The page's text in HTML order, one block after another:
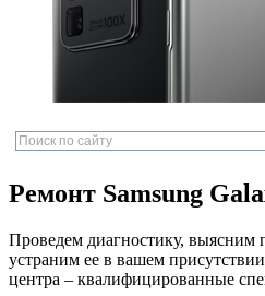
Ремонт Samsung
Проведем диагностику, выясним
устраним ее в вашем
центра – квалифицированные